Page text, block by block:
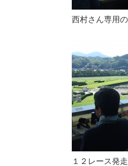
西村さん専用
１２レース発